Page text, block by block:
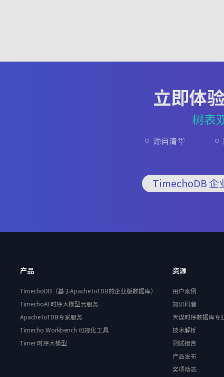
立即体
树表
源自清华
TimechoDB 企
产品
TimechoDB（基于Apache IoTDB的企业版数据库）
TimechoAI 时序大模型云服务
Apache IoTDB专家服务
Timecho Workbench 可视化工具
Timer 时序大模型
资源
用户案例
知识科普
天谋时序数据库专
技术解析
测试报告
产品发布
奖项动态